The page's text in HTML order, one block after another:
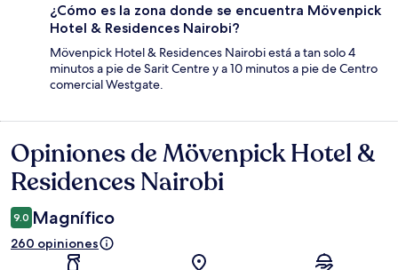
¿Cómo es la zona donde se encuentra Mövenpick
Hotel & Residences Nairobi?
Mövenpick Hotel & Residences Nairobi está a tan solo 4
minutos a pie de Sarit Centre y a 10 minutos a pie de Centro
comercial Westgate.
Opiniones
Opiniones de Mövenpick Hotel &
Residences Nairobi
9.0 Magnífico
260 opiniones